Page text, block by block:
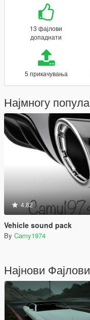
13 фајлови
допаднати
5 прикачувања
Најмногу
4.82
Vehicle sound pack
By Camy1974
Најнови Фајлови